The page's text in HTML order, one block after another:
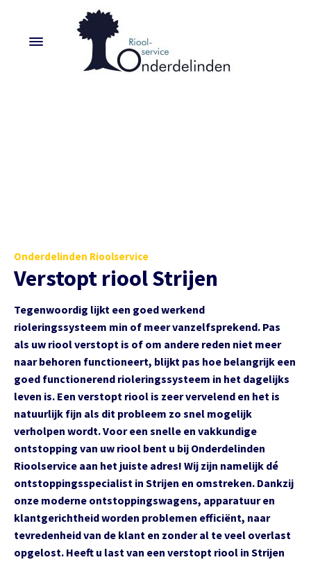
Onderdelinden Rioolservice
Verstopt riool Strijen
Tegenwoordig lijkt een goed werkend
rioleringssysteem min of meer vanzelfsprekend. Pas
als uw riool verstopt is of om andere reden niet meer
naar behoren functioneert, blijkt pas hoe belangrijk een
goed functionerend rioleringssysteem in het dagelijks
leven is. Een verstopt riool is zeer vervelend en het is
natuurlijk fijn als dit probleem zo snel mogelijk
verholpen wordt. Voor een snelle en vakkundige
ontstopping van uw riool bent u bij Onderdelinden
Rioolservice aan het juiste adres! Wij zijn namelijk dé
ontstoppingsspecialist in Strijen en omstreken. Dankzij
onze moderne ontstoppingswagens, apparatuur en
klantgerichtheid worden problemen efficiënt, naar
tevredenheid van de klant en zonder al te veel overlast
opgelost. Heeft u last van een verstopt riool in Strijen